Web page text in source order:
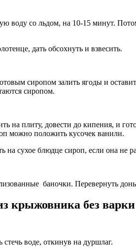
воду со льдом, на 10-15 минут.
дать обсохнуть и взвесить.
сиропом залить ягоды и
сиропом.
на плиту, довести до кипения, и
можно положить кусочек ванили.
сухое блюдце сироп, если она не
баночки. Перевернуть
крыжовника без варки
воде, откинув на дуршлаг.